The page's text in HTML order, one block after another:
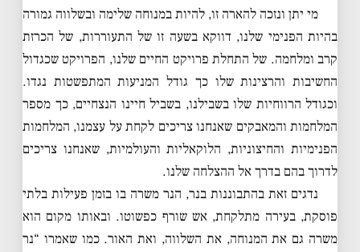
מי יתן ונזכה להארה זו, להיות במנוחה שלימה ובשלווה גמורה
בהיות הפנימי שלנו, דווקא בשעה זו של התעוררות, של הכרזת
קרב ומלחמה. של התחלת פרויקט החיים שלנו, הפרויקט שכגדול
החשיבות והרצינות שלו כך גודל המניעות המתפשטות נגדו.
וכגודל הרווחיות שלו בשבילנו, בשביל חיינו הנצחיים, כך מספר
המלחמות והמאבקים שאנחנו צריכים לקחת על עצמנו, המלחמות
הפנימיות והחיצוניות, הלוקאליות והעולמיות, שאנחנו צריכים
לדרוך בהם בדרך אל ההצלחה שלנו.
נדגים זאת בהתבוננות בנר, הנר משרה בו בזמן פעילות בלתי
פוסקת, בעירה מתלקחת, אש שורף כפשוטו. ובאותו מקום הוא
משרה גם את המנוחה, את השלווה, ואת האור. כמו שאמרו “נר